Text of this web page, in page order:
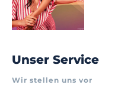
Unser Service
Wir stellen uns vor